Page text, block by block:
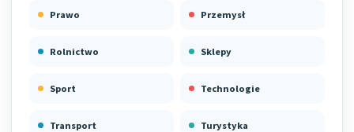
Prawo Przemysł
Rolnictwo Sklepy
Sport Technologie
Transport Turystyka